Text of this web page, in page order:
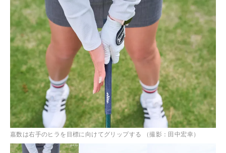
嘉数は右手のヒラを目標に向けてグリップする （撮影：田中宏幸）